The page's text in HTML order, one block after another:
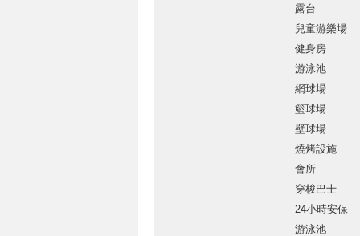
露台
兒童游樂場
健身房
游泳池
網球場
籃球場
壁球場
燒烤設施
會所
穿梭巴士
24小時安保
游泳池